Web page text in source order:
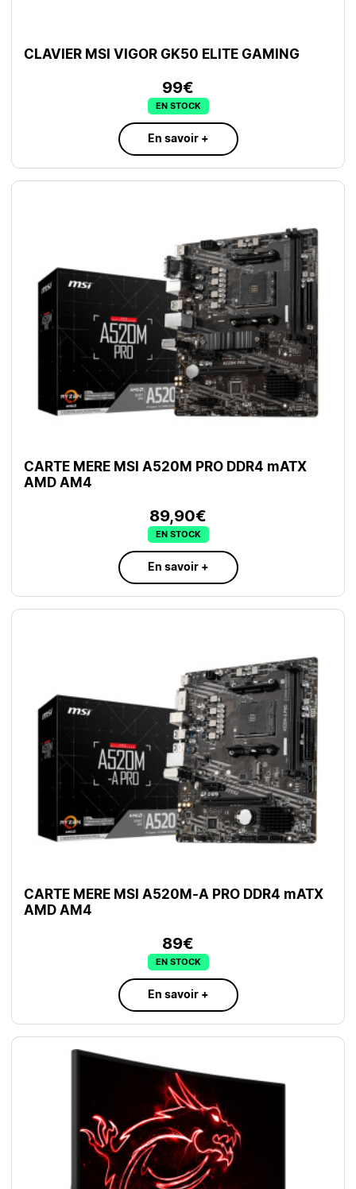
CLAVIER MSI VIGOR GK50 ELITE GAMING
99€
EN STOCK
En savoir +
CARTE MERE MSI A520M PRO DDR4 mATX
AMD AM4
89,90€
EN STOCK
En savoir +
CARTE MERE MSI A520M-A PRO DDR4 mATX
AMD AM4
89€
EN STOCK
En savoir +